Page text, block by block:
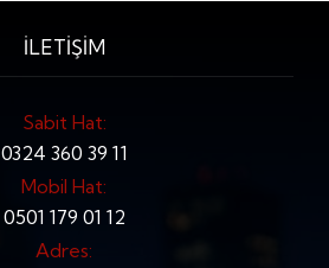
İLETİŞİM
Sabit Hat:
0324 360 39 11
Mobil Hat:
0501 179 01 12
Adres: